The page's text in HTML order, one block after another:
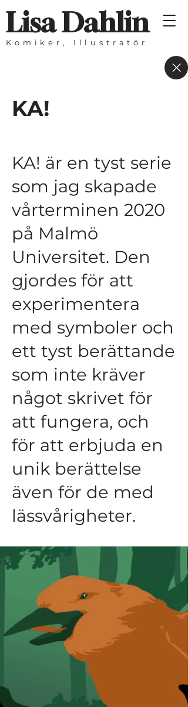
Lisa Dahlin
Komiker, Illustratör
KA!
KA! är en tyst serie
som jag skapade
vårterminen 2020
på Malmö
Universitet. Den
gjordes för att
experimentera
med symboler och
ett tyst berättande
som inte kräver
något skrivet för
att fungera, och
för att erbjuda en
unik berättelse
även för de med
lässvårigheter.